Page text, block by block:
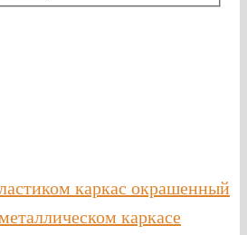
каркас окрашенный
каркасе